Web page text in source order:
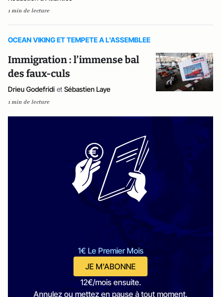
1 min de lecture
OCEAN VIKING ET TEMPETE A L'ASSEMBLEE
Immigration : l’immense bal
des faux-culs
Drieu Godefridi et Sébastien Laye
1 min de lecture
1€ Le Premier Mois
JE M'ABONNE
12€/mois ensuite.
Annulez ou mettez en pause à tout moment.